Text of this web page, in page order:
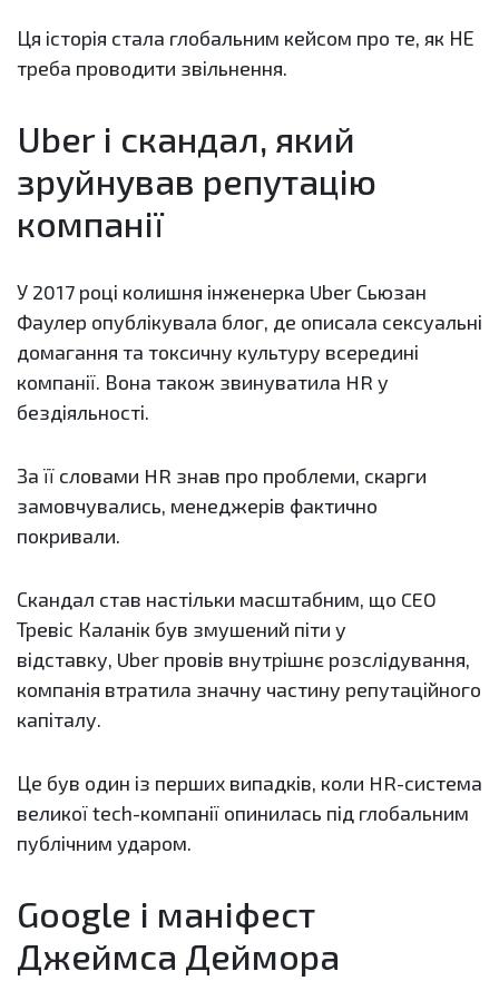
Ця історія стала глобальним кейсом про те, як НЕ
треба проводити звільнення.
Uber і скандал, який
зруйнував репутацію
компанії
У 2017 році колишня інженерка Uber Сьюзан
Фаулер опублікувала блог, де описала сексуальні
домагання та токсичну культуру всередині
компанії. Вона також звинуватила HR у
бездіяльності.
За її словами HR знав про проблеми, скарги
замовчувались, менеджерів фактично
покривали.
Скандал став настільки масштабним, що CEO
Тревіс Каланік був змушений піти у
відставку, Uber провів внутрішнє розслідування,
компанія втратила значну частину репутаційного
капіталу.
Це був один із перших випадків, коли HR-система
великої tech-компанії опинилась під глобальним
публічним ударом.
Google і маніфест
Джеймса Деймора